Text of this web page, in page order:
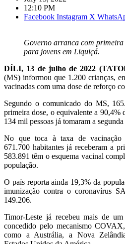
12:10 PM
Facebook Instagram X
Governo arranca com
para jovens em Liquiçá.
DÍLI, 13 de julho de 2022
(MS) informou que1 .200 crianças,
vacinadas com uma dose de reforço
Segundo o comunicado do MS,
primeira dose, o equivalente a 90,4%
134 mil pessoas já tomaram a
No que toca à taxa de
671.700 habitantes já receberam a
583.891 têm o esquema vacinal
população.
O país reporta ainda 19,3% da
imunização contra o coronavírus
149.206.
Timor-Leste já recebeu mais de
concedido pelo mecanismo COVAX,
como a Austrália,a Nova